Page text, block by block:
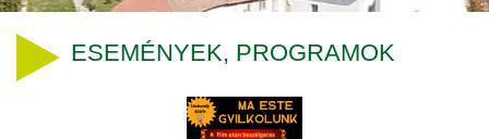
ESEMÉNYEK, PROGRAMOK